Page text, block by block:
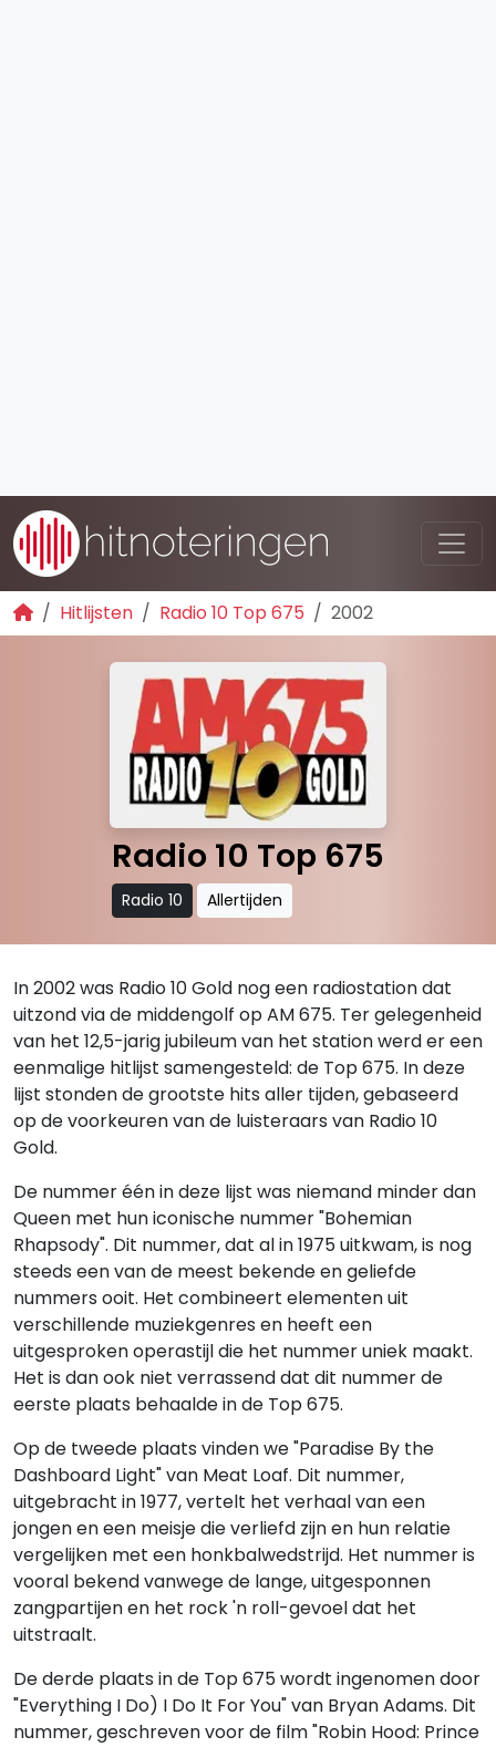
Hitlijsten Radio 10 Top 675 2002
Radio 10 Top 675
Radio 10 Allertijden
In 2002 was Radio 10 Gold nog een radiostation dat
uitzond via de middengolf op AM 675. Ter gelegenheid
van het 12,5-jarig jubileum van het station werd er een
eenmalige hitlijst samengesteld: de Top 675. In deze
lijst stonden de grootste hits aller tijden, gebaseerd
op de voorkeuren van de luisteraars van Radio 10
Gold.
De nummer één in deze lijst was niemand minder dan
Queen met hun iconische nummer "Bohemian
Rhapsody". Dit nummer, dat al in 1975 uitkwam, is nog
steeds een van de meest bekende en geliefde
nummers ooit. Het combineert elementen uit
verschillende muziekgenres en heeft een
uitgesproken operastijl die het nummer uniek maakt.
Het is dan ook niet verrassend dat dit nummer de
eerste plaats behaalde in de Top 675.
Op de tweede plaats vinden we "Paradise By the
Dashboard Light" van Meat Loaf. Dit nummer,
uitgebracht in 1977, vertelt het verhaal van een
jongen en een meisje die verliefd zijn en hun relatie
vergelijken met een honkbalwedstrijd. Het nummer is
vooral bekend vanwege de lange, uitgesponnen
zangpartijen en het rock 'n roll-gevoel dat het
uitstraalt.
De derde plaats in de Top 675 wordt ingenomen door
"Everything I Do) I Do It For You" van Bryan Adams. Dit
nummer, geschreven voor de film "Robin Hood: Prince